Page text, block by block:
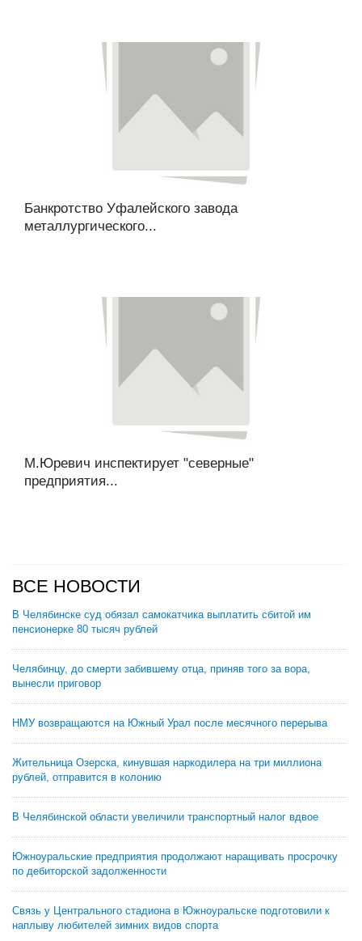
Банкротство Уфалейского завода
металлургического...
М.Юревич инспектирует "северные"
предприятия...
ВСЕ НОВОСТИ
В Челябинске суд обязал самокатчика выплатить сбитой им
пенсионерке 80 тысяч рублей
Челябинцу, до смерти забившему отца, приняв того за вора,
вынесли приговор
НМУ возвращаются на Южный Урал после месячного перерыва
Жительница Озерска, кинувшая наркодилера на три миллиона
рублей, отправится в колонию
В Челябинской области увеличили транспортный налог вдвое
Южноуральские предприятия продолжают наращивать просрочку
по дебиторской задолженности
Связь у Центрального стадиона в Южноуральске подготовили к
наплыву любителей зимних видов спорта